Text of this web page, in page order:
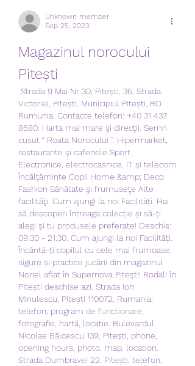
Unknown member
Sep 25, 2023
Magazinul norocului
Pitești
Victoriei, Pitești, Municipiul Pitești, RO
Rumunia. Contacte telefon: +40 31 437
8580. Harta mai mare şi direcţii. Semn
cusut “ Roata Norocului ”. Hipermarket,
restaurante şi cafenele Sport
Electronice, electrocasnice, IT şi telecom
Încălţăminte Copii Home &amp; Deco
Fashion Sănătate şi frumuseţe Alte
facilităţi. Cum ajungi la noi Facilități. Hai
să descoperi întreaga colecție și să-ți
alegi și tu produsele preferate! Deschis:
09:30 - 21:30. Cum ajungi la noi Facilități.
Încântă-ți copilul cu cele mai frumoase,
sigure și practice jucării din magazinul
Noriel aflat în Supernova Piteşti! Rodali în
Pitești deschise azi. Strada Ion
Minulescu, Pitești 110072, Rumanía,
telefon, program de functionare,
fotografie, hartă, locatie. Bulevardul
Nicolae Bălcescu 139, Pitești, phone,
opening hours, photo, map, location.
Strada Dumbravei 22, Pitești, telefon,